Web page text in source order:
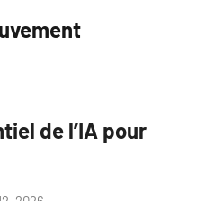
de l’IA pour